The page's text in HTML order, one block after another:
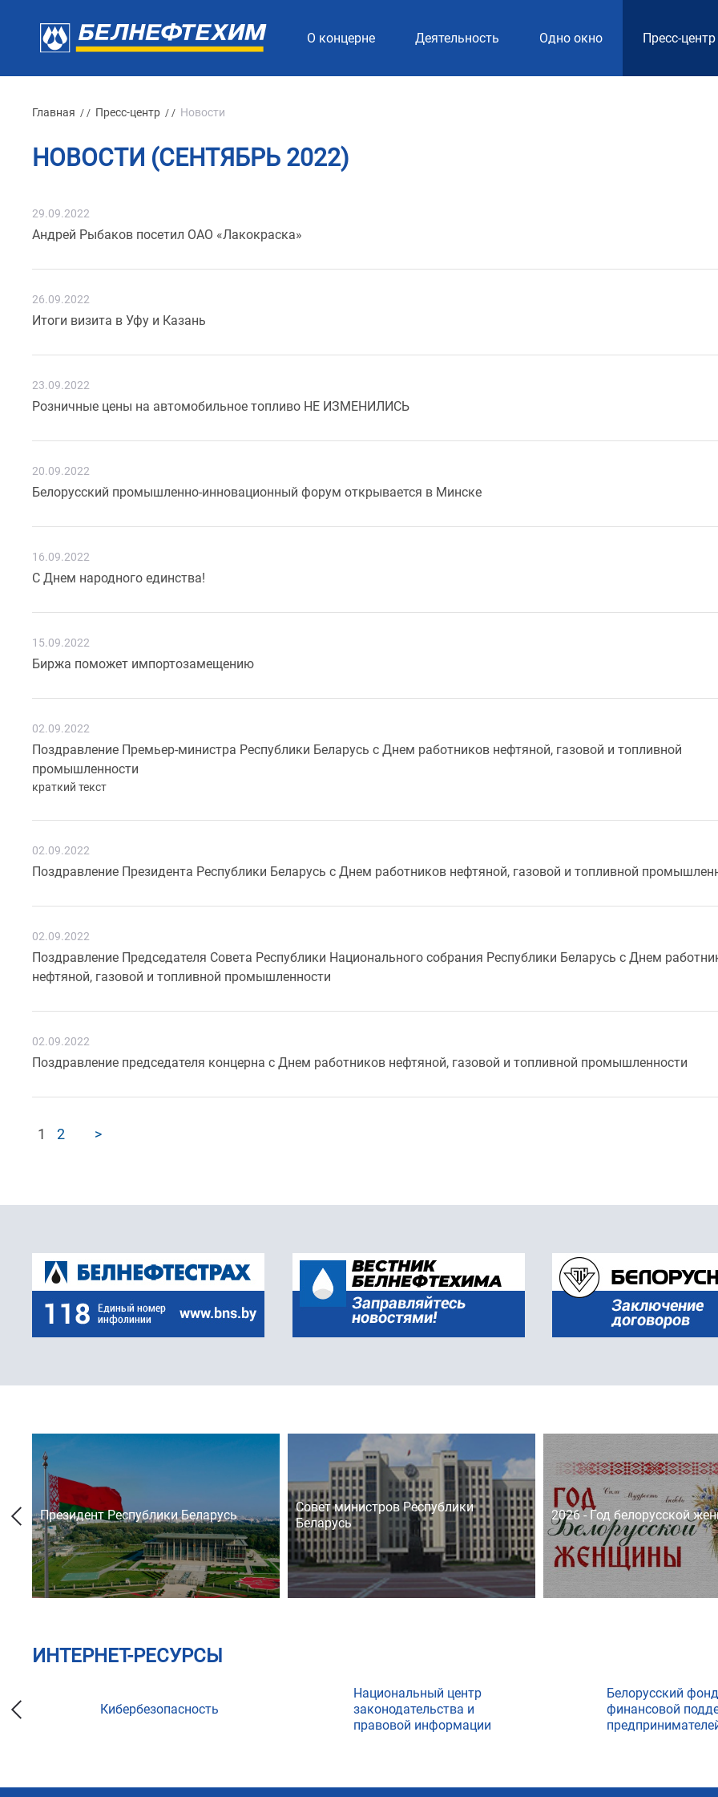
О концерне Деятельность Одно окно Пресс-центр
Главная / / Пресс-центр / / Новости
НОВОСТИ (СЕНТЯБРЬ 2022)
29.09.2022
Андрей Рыбаков посетил ОАО «Лакокраска»
26.09.2022
Итоги визита в Уфу и Казань
23.09.2022
Розничные цены на автомобильное топливо НЕ ИЗМЕНИЛИСЬ
20.09.2022
Белорусский промышленно-инновационный форум открывается в Минске
16.09.2022
С Днем народного единства!
15.09.2022
Биржа поможет импортозамещению
02.09.2022
Поздравление Премьер-министра Республики Беларусь с Днем работников нефтяной, газовой и топливной
промышленности
краткий текст
02.09.2022
Поздравление Президента Республики Беларусь с Днем работников нефтяной, газовой и топливной
02.09.2022
Поздравление Председателя Совета Республики Национального собрания Республики Беларусь с Днем
нефтяной, газовой и топливной промышленности
02.09.2022
Поздравление председателя концерна с Днем работников нефтяной, газовой и топливной промышленности
1 2 >
Президент Республики Беларусь
Совет министров Республики
Беларусь
2026 - Год белорусской
ИНТЕРНЕТ-РЕСУРСЫ
Кибербезопасность
Национальный центр
законодательства и
правовой информации
Белорусский фонд
финансовой